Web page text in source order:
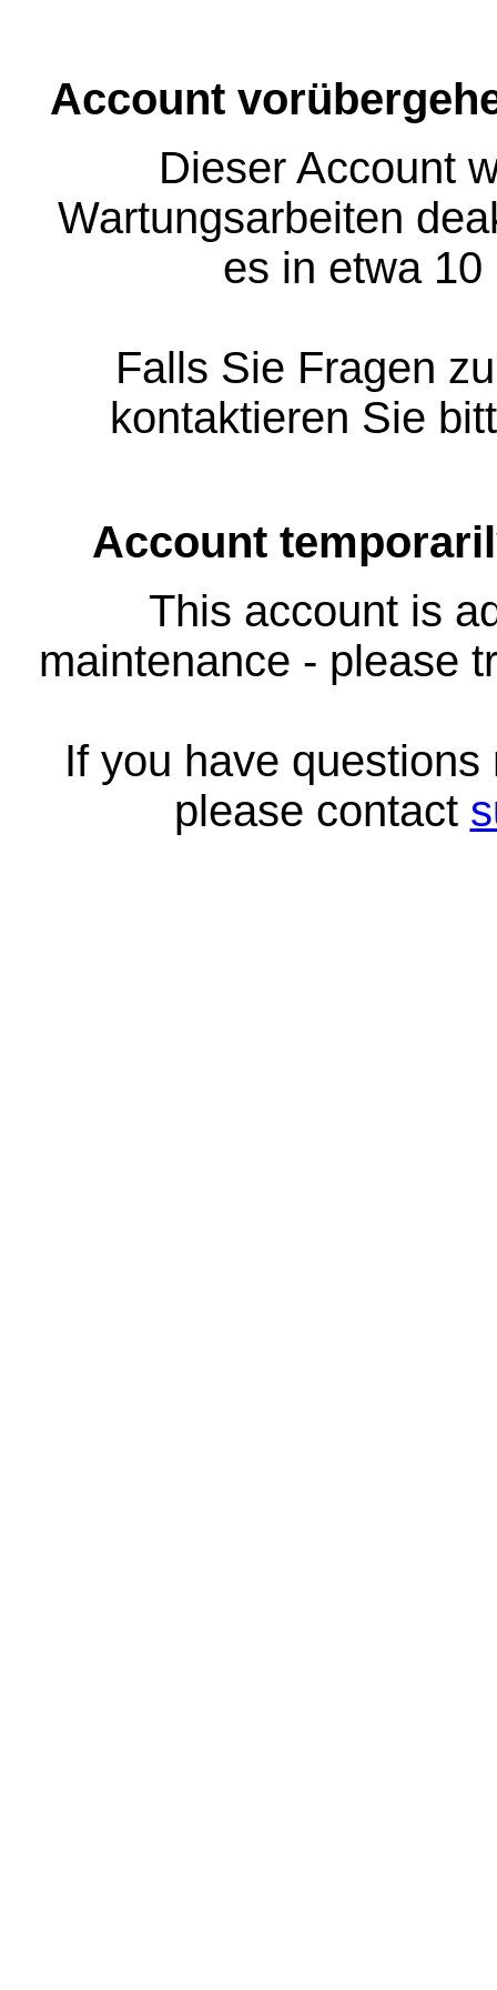
Account
Dieser Account
Wartungsarbeiten
es in etwa
Falls Sie Fragen
kontaktieren Sie
Account
This account is
maintenance - please
If you have
please contact